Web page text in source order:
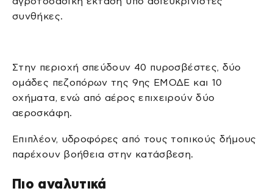
συνθήκες.
Στην περιοχή σπεύδουν 40 πυροσβέστες, δύο
ομάδες πεζοπόρων της 9ης ΕΜΟΔΕ και 10
οχήματα, ενώ από αέρος επιχειρούν δύο
αεροσκάφη.
Επιπλέον, υδροφόρες από τους τοπικούς δήμους
παρέχουν βοήθεια στην κατάσβεση.
Πιο αναλυτικά